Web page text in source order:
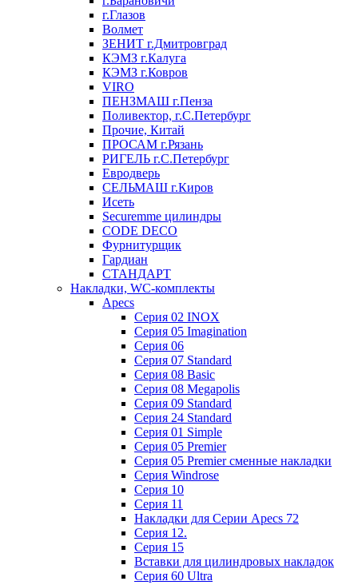
г.Глазов
Волмет
ЗЕНИТ г.Дмитровград
КЭМЗ г.Калуга
КЭМЗ г.Ковров
VIRO
ПЕНЗМАШ г.Пенза
Поливектор, г.С.Петербург
Прочие, Китай
ПРОСАМ г.Рязань
РИГЕЛЬ г.С.Петербург
Евродверь
СЕЛЬМАШ г.Киров
Исеть
Securemme цилиндры
CODE DECO
Фурнитурщик
Гардиан
СТАНДАРТ
Накладки, WC-комплекты
Apecs
Cерия 02 INOX
Cерия 05 Imagination
Cерия 06
Cерия 07 Standard
Cерия 08 Basic
Cерия 08 Megapolis
Cерия 09 Standard
Cерия 24 Standard
Серия 01 Simple
Серия 05 Premier
Серия 05 Premier сменные накладки
Cерия Windrose
Серия 10
Серия 11
Накладки для Серии Apecs 72
Серия 12.
Серия 15
Вставки для цилиндровых накладок
Серия 60 Ultra